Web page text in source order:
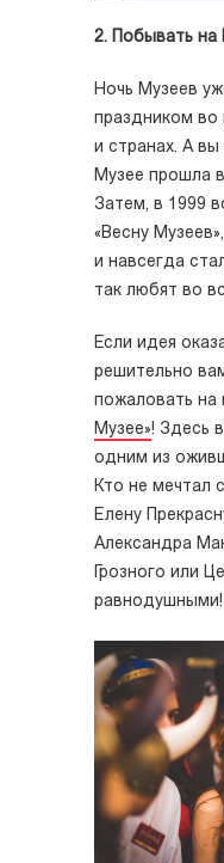
2. Побывать на
Ночь Музеев
праздником во
и странах. А вы
Музее прошла
Затем, в 1999
«Весну
и навсегда
так любят во
Если идея
решительно
пожаловать на
Музее»! Здесь
одним из
Кто не мечтал
Елену
Александра
Грозного или
равнодушными!